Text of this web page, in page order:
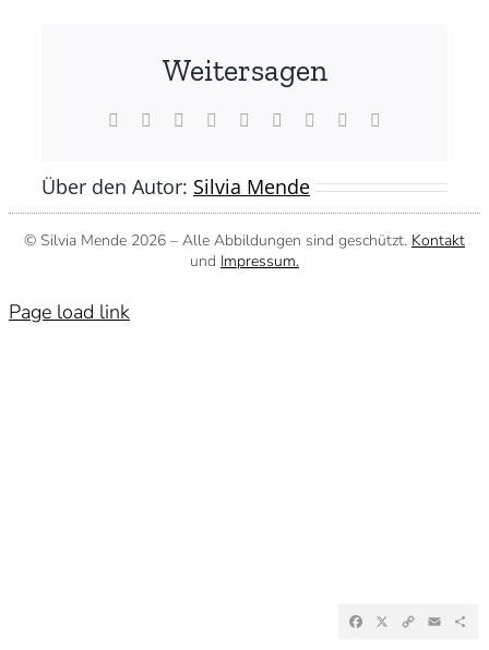
Weitersagen
Facebook Reddit LinkedInWhatsApp
TumblrPinterest
Über den Autor: Silvia Mende
© Silvia Mende 2026 – Alle Abbildungen sind geschützt. Kontakt
und Impressum.
Page load link
Facebook
X CopyEmail